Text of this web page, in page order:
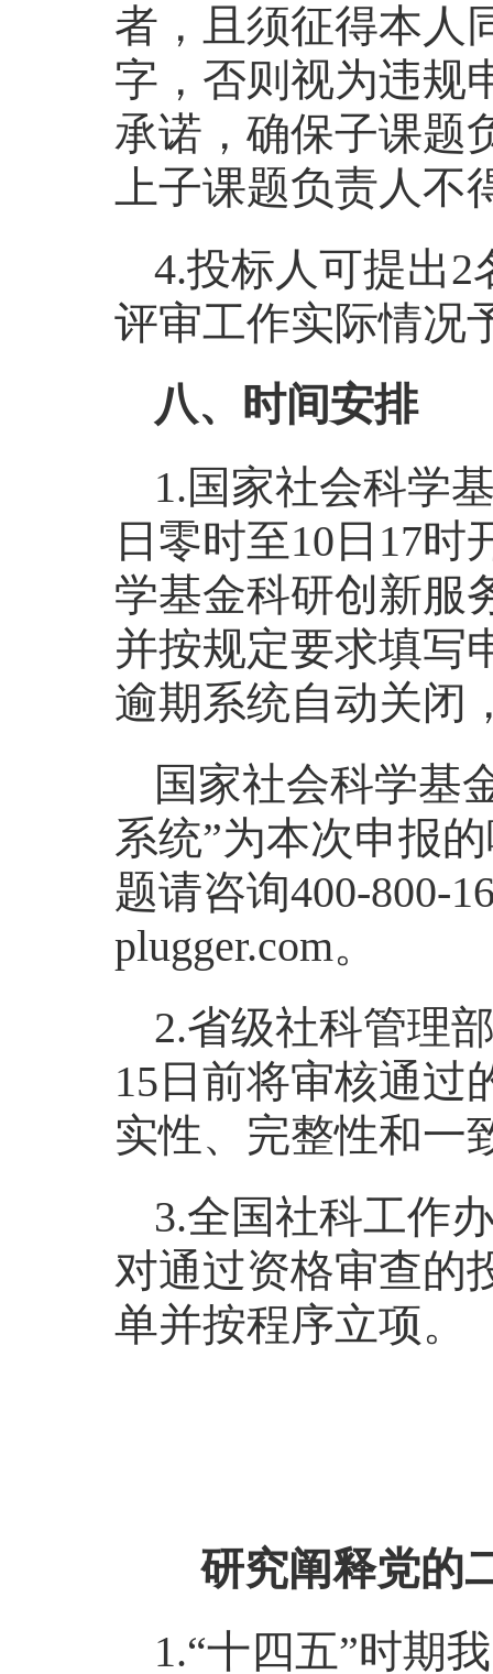
者，且须征得本人
字，否则视为违规
承诺，确保子课题
上子课题负责人不
4.投标人可提出
评审工作实际情况
八、时间安排
1.国家社会科学
日零时至10日17
学基金科研创新服
并按规定要求填写
逾期系统自动关闭
国家社会科学基
系统”为本次申报
题请咨询400-800-
plugger.com。
2.省级社科管理
15日前将审核通过
实性、完整性和一
3.全国社科工作
对通过资格审查的
单并按程序立项。
研究阐释党的
1.“十四五”时期